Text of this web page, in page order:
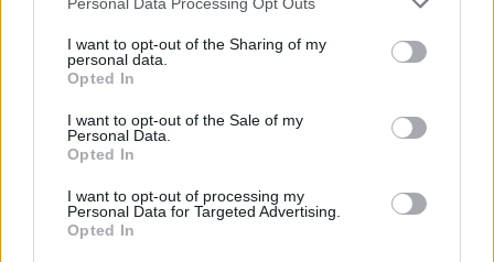
not limited to your visit or usage behaviour. You may click to
grant or deny consent to Google and its third-party tags to
use your data for below specified purposes in below Google
consent section.
I want to opt-out of the Sharing of my
personal data.
Opted In
I want to opt-out of the Sale of my
Personal Data.
Opted In
I want to opt-out of processing my
Personal Data for Targeted Advertising.
Opted In
Αν τα χάσατε